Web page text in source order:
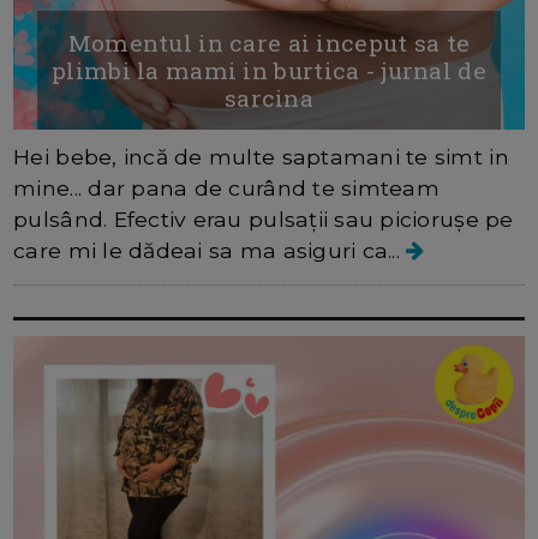
Momentul in care ai inceput sa te
plimbi la mami in burtica - jurnal de
sarcina
Hei bebe, incă de multe saptamani te simt in
mine... dar pana de curând te simteam
pulsând. Efectiv erau pulsații sau piciorușe pe
care mi le dădeai sa ma asiguri ca...